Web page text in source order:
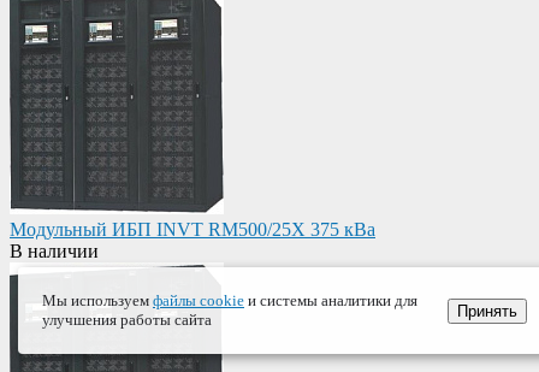
Модульный ИБП INVT RM500/25X 375 кВа
В наличии
Мы используем файлы cookie и системы аналитики для
улучшения работы сайта
Принять